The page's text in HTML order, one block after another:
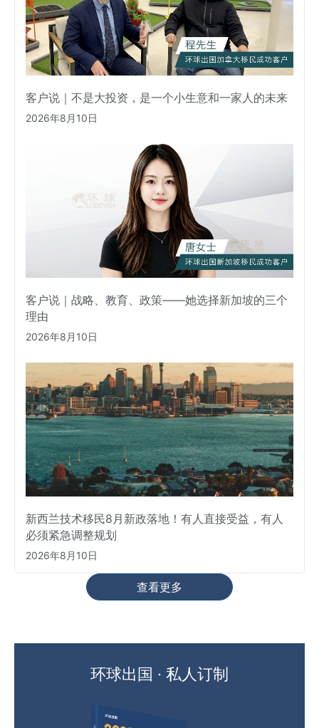
客户说｜不是大投资，是一个小生意和一家人的未来
2026年8月10日
客户说｜战略、教育、政策——她选择新加坡的三个
理由
2026年8月10日
新西兰技术移民8月新政落地！有人直接受益，有人
必须紧急调整规划
2026年8月10日
查看更多
环球出国 · 私人订制